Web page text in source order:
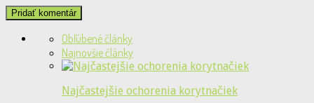
Obľúbené články
Najnovšie články
Najčastejšie ochorenia korytnačiek